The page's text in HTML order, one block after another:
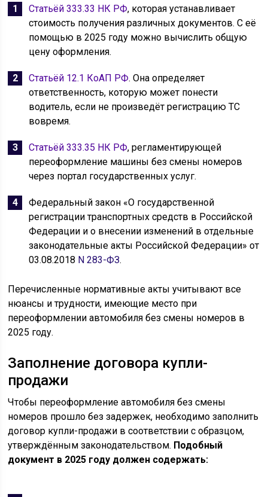
Статьёй 333.33 НК РФ, которая устанавливает
стоимость получения различных документов. С её
помощью в 2025 году можно вычислить общую
цену оформления.
Статьёй 12.1 КоАП РФ. Она определяет
ответственность, которую может понести
водитель, если не произведёт регистрацию ТС
вовремя.
Статьёй 333.35 НК РФ, регламентирующей
переоформление машины без смены номеров
через портал государственных услуг.
Федеральный закон «О государственной
регистрации транспортных средств в Российской
Федерации и о внесении изменений в отдельные
законодательные акты Российской Федерации» от
03.08.2018 N 283-ФЗ.
Перечисленные нормативные акты учитывают все
нюансы и трудности, имеющие место при
переоформлении автомобиля без смены номеров в
2025 году.
Заполнение договора купли-
продажи
Чтобы переоформление автомобиля без смены
номеров прошло без задержек, необходимо заполнить
договор купли-продажи в соответствии с образцом,
утверждённым законодательством. Подобный
документ в 2025 году должен содержать: